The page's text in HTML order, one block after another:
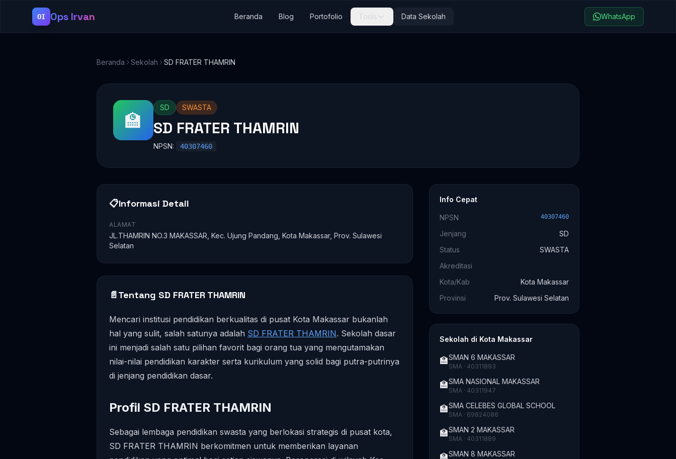
OI Ops Irvan Beranda Blog Portofolio Tools Data Sekolah WhatsApp
Beranda Sekolah SD FRATER THAMRIN
🏫
SD SWASTA
SD FRATER THAMRIN
NPSN: 40307460
📋Informasi Detail
ALAMAT
JL.THAMRIN NO.3 MAKASSAR, Kec. Ujung Pandang, Kota Makassar, Prov. Sulawesi
Selatan
📄Tentang SD FRATER THAMRIN
Mencari institusi pendidikan berkualitas di pusat Kota Makassar bukanlah
hal yang sulit, salah satunya adalah SD FRATER THAMRIN. Sekolah dasar
ini menjadi salah satu pilihan favorit bagi orang tua yang mengutamakan
nilai-nilai pendidikan karakter serta kurikulum yang solid bagi putra-putrinya
di jenjang pendidikan dasar.
Profil SD FRATER THAMRIN
Sebagai lembaga pendidikan swasta yang berlokasi strategis di pusat kota,
SD FRATER THAMRIN berkomitmen untuk memberikan layanan
Info Cepat
NPSN 40307460
Jenjang
SD
Status
SWASTA
Akreditasi
Kota/Kab
Kota Makassar
Provinsi
Prov. Sulawesi Selatan
Sekolah di Kota Makassar
🏫SMAN 6 MAKASSAR
SMA · 40311893
🏫SMA NASIONAL MAKASSAR
SMA · 40311947
🏫SMA CELEBES GLOBAL SCHOOL
SMA · 69824086
🏫SMAN 2 MAKASSAR
SMA · 40311889
🏫SMAN 8 MAKASSAR